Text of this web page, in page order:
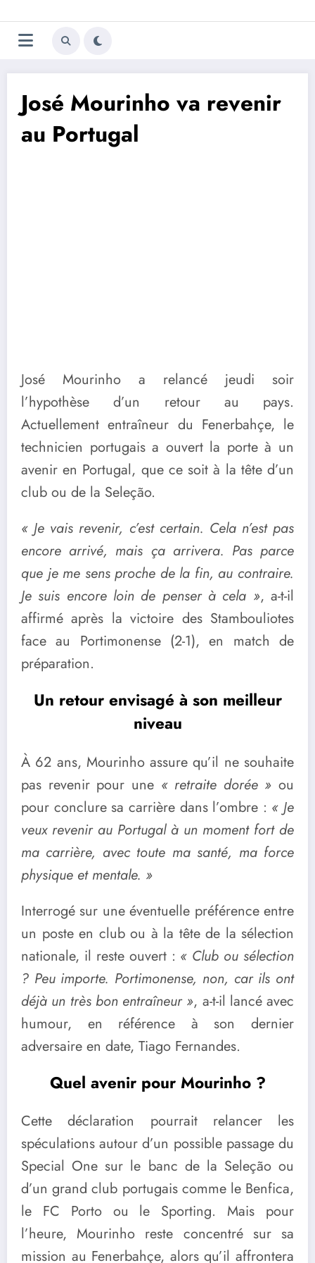
au
contenu
Trivela
L'actualité du football
José Mourinho va revenir
au Portugal
José Mourinho a relancé jeudi soir
l’hypothèse d’un retour au pays.
Actuellement entraîneur du Fenerbahçe, le
technicien portugais a ouvert la porte à un
avenir en Portugal, que ce soit à la tête d’un
club ou de la Seleção.
« Je vais revenir, c’est certain. Cela n’est pas
encore arrivé, mais ça arrivera. Pas parce
que je me sens proche de la fin, au contraire.
Je suis encore loin de penser à cela », a-t-il
affirmé après la victoire des Stambouliotes
face au Portimonense (2-1), en match de
préparation.
Un retour envisagé à son meilleur
niveau
À 62 ans, Mourinho assure qu’il ne souhaite
pas revenir pour une « retraite dorée » ou
pour conclure sa carrière dans l’ombre : « Je
veux revenir au Portugal à un moment fort de
ma carrière, avec toute ma santé, ma force
physique et mentale. »
Interrogé sur une éventuelle préférence entre
un poste en club ou à la tête de la sélection
nationale, il reste ouvert : « Club ou sélection
? Peu importe. Portimonense, non, car ils ont
déjà un très bon entraîneur », a-t-il lancé avec
humour, en référence à son dernier
adversaire en date, Tiago Fernandes.
Quel avenir pour Mourinho ?
Cette déclaration pourrait relancer les
spéculations autour d’un possible passage du
Special One sur le banc de la Seleção ou
d’un grand club portugais comme le Benfica,
le FC Porto ou le Sporting. Mais pour
l’heure, Mourinho reste concentré sur sa
mission au Fenerbahçe, alors qu’il affrontera